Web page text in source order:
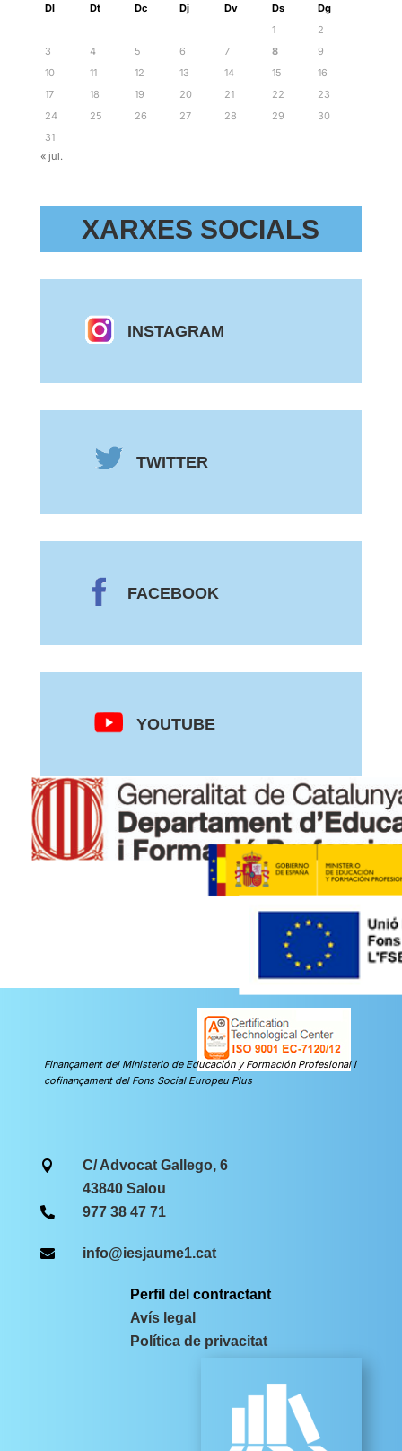
Dl Dt Dc Dj Dv Ds
Dg
1
2
3
4 5 6 7 8
9
10
11 12 13 14 15
16
17
18 19 20 21 22
23
24
25 26 27 28 29
30
31
« jul.
XARXES SOCIALS
INSTAGRAM
TWITTER
FACEBOOK
YOUTUBE
Finançament del Ministerio de Educación y Formación Profesional i
cofinançament del Fons Social Europeu Plus

C/ Advocat Gallego, 6
43840 Salou
 977 38 47 71
 info@iesjaume1.cat
Perfil del contractant
Avís legal
Política de privacitat